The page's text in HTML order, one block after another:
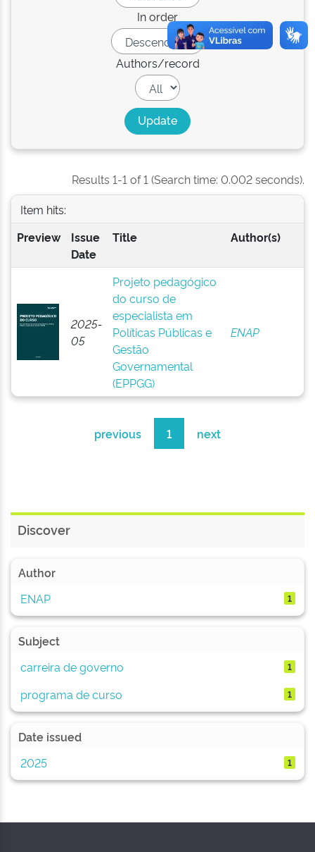
In order
Authors/record
Results 1-1 of 1 (Search time: 0.002 seconds).
Item hits:
Preview
Issue
Date
Title Author(s)
2025-
05
Projeto pedagógico
do curso de
especialista em
Políticas Públicas e
Gestão
Governamental
(EPPGG)
ENAP
previous 1 next
Discover
Author
ENAP
1
Subject
carreira de governo
1
programa de curso 1
Date issued
2025
1